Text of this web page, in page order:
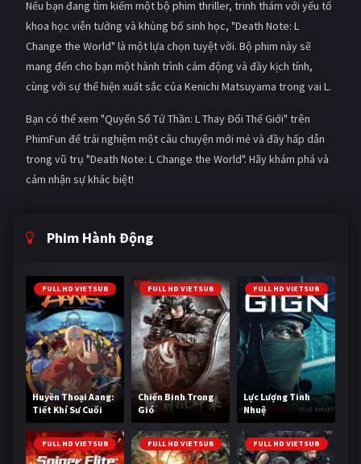
Nếu bạn đang tìm kiếm một bộ phim thriller, trinh thám với yếu tố
khoa học viễn tưởng và khủng bố sinh học, "Death Note: L
Change the World" là một lựa chọn tuyệt vời. Bộ phim này sẽ
mang đến cho bạn một hành trình cảm động và đầy kịch tính,
cùng với sự thể hiện xuất sắc của Kenichi Matsuyama trong vai L.
Bạn có thể xem "Quyển Sổ Tử Thần: L Thay Đổi Thế Giới" trên
PhimFun để trải nghiệm một câu chuyện mới mẻ và đầy hấp dẫn
trong vũ trụ "Death Note: L Change the World". Hãy khám phá và
cảm nhận sự khác biệt!
Phim Hành Động
FULL HD VIETSUB
Huyền Thoại Aang:
Tiết Khí Sư Cuối
Cùng
FULL HD VIETSUB
Chiến Binh Trong
Gió
FULL HD VIETSUB
Lực Lượng Tinh
Nhuệ
FULL HD VIETSUB FULL HD VIETSUB FULL HD VIETSUB